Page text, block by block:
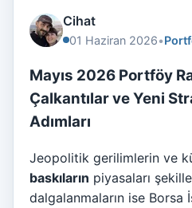
Cihat
01 Haziran 2026•
Mayıs 2026 Portföy
Çalkantılar ve Yeni
Adımları
Jeopolitik gerilimlerin ve
baskıların piyasaları
dalgalanmaların ise Borsa